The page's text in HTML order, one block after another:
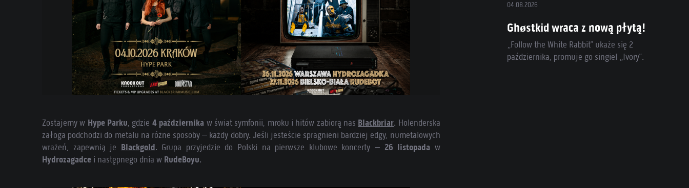
Zostajemy w Hype Parku, gdzie 4 października w świat symfonii, mroku i hitów zabiorą nas Blackbriar. Holenderska
załoga podchodzi do metalu na różne sposoby – każdy dobry. Jeśli jesteście spragnieni bardziej edgy, numetalowych
wrażeń, zapewnią je Blackgold. Grupa przyjedzie do Polski na pierwsze klubowe koncerty – 26 listopada w
Hydrozagadce i następnego dnia w RudeBoyu.
04.08.2026
Ghøstkid wraca z nową płytą!
„Follow the White Rabbit” ukaże się 2
października, promuje go singiel „Ivory”.